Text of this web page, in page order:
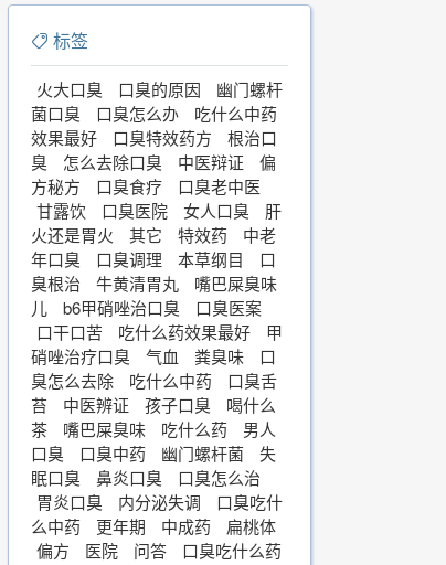
标签
火大口臭 口臭的原因
幽门螺杆
菌口臭
口臭怎么办
吃什么中药
效果最好
口臭特效药方
根治口
臭
怎么去除口臭 中医辩证
偏
方秘方
口臭食疗
口臭老中医
甘露饮
口臭医院 女人口臭
肝
火还是胃火
其它 特效药
中老
年口臭
口臭调理 本草纲目
口
臭根治
牛黄清胃丸
嘴巴屎臭味
儿
b6甲硝唑治口臭
口臭医案
口干口苦
吃什么药效果最好
甲
硝唑治疗口臭
气血 粪臭味
口
臭怎么去除
吃什么中药
口臭舌
苔
中医辨证 孩子口臭
喝什么
茶
嘴巴屎臭味 吃什么药
男人
口臭
口臭中药 幽门螺杆菌
失
眠口臭
鼻炎口臭
口臭怎么治
胃炎口臭
内分泌失调
口臭吃什
么中药
更年期 中成药
扁桃体
偏方
医院 问答
口臭吃什么药